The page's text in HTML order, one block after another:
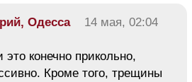
Одесса
14 мая, 02:04
это конечно прикольно,
Кроме того, трещины